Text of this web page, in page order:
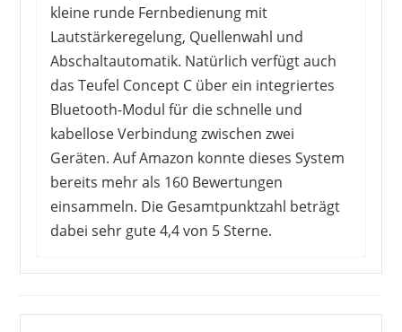
kleine runde Fernbedienung mit
Lautstärkeregelung, Quellenwahl und
Abschaltautomatik. Natürlich verfügt auch
das Teufel Concept C über ein integriertes
Bluetooth-Modul für die schnelle und
kabellose Verbindung zwischen zwei
Geräten. Auf Amazon konnte dieses System
bereits mehr als 160 Bewertungen
einsammeln. Die Gesamtpunktzahl beträgt
dabei sehr gute 4,4 von 5 Sterne.